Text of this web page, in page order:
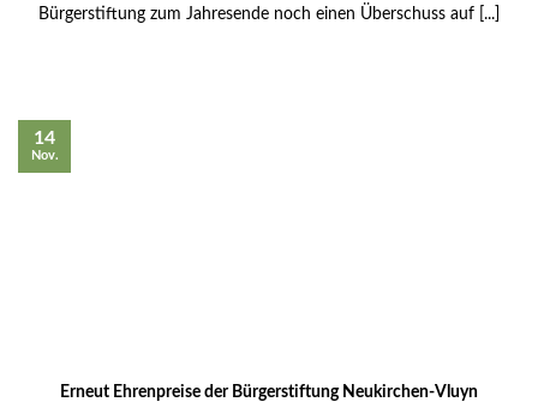
Bürgerstiftung zum Jahresende noch einen Überschuss auf [...]
Erneut Ehrenpreise der Bürgerstiftung Neukirchen-Vluyn
14
Nov.